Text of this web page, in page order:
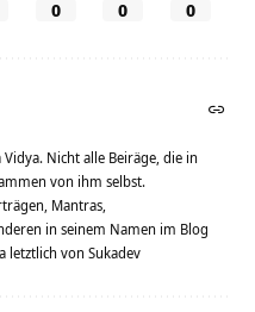
0 0 0
Nicht alle Beiräge, die in
von ihm selbst.
Mantras,
in seinem Namen im Blog
von Sukadev